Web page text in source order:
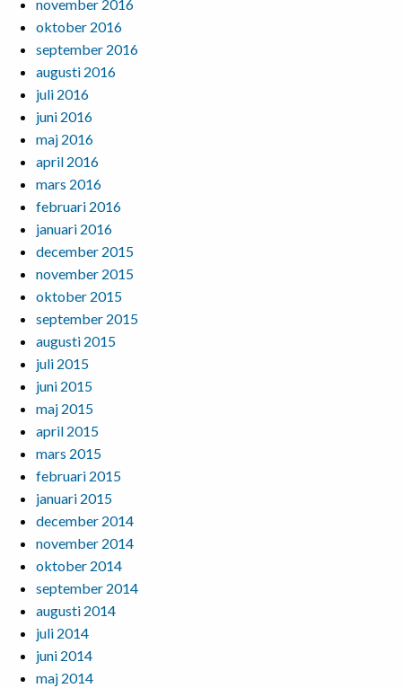
november 2016
oktober 2016
september 2016
augusti 2016
juli 2016
juni 2016
maj 2016
april 2016
mars 2016
februari 2016
januari 2016
december 2015
november 2015
oktober 2015
september 2015
augusti 2015
juli 2015
juni 2015
maj 2015
april 2015
mars 2015
februari 2015
januari 2015
december 2014
november 2014
oktober 2014
september 2014
augusti 2014
juli 2014
juni 2014
maj 2014